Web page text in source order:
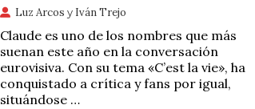
Luz Arcos y Iván Trejo
Claude es uno de los nombres que más
suenan este año en la conversación
eurovisiva. Con su tema «C’est la vie», ha
conquistado a crítica y fans por igual,
situándose …